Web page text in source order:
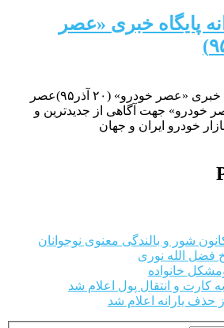
پایگاه خبری «عصر
گزیده اخبار روزانه پایگاه خبری «عصر خودرو» (۲۰ آذر۹۵)عصر
خودرو» جهت آگاهی از جدیدترین و
خودرو ایران و جهان
شور و بالندگی معنوی نوجوانان
فضل الله نوری
خانواده
کارت و انتقال پول اعلام شد
حذف یارانه اعلام شد